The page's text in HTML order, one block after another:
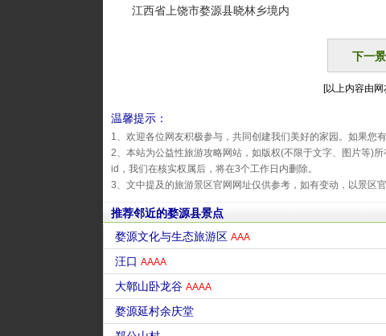
江西省上饶市婺源县晓林乡境内
下一
[以上内容由网
温馨提示：
1、欢迎各位网友积极参与，共同创建我们美好的家园。如果您
2、本站为公益性旅游攻略网站，如版权(不限于文字、图片等)
id，我们在核实权属后，将在3个工作日内删除。
3、文中提及的旅游景区官网网址仅供参考，如有变动，以景区
推荐邻近的婺源县景点
婺源文化与生态旅游区 AAA
汪口 AAAA
大鄣山卧龙谷 AAAA
婺源延村余庆堂